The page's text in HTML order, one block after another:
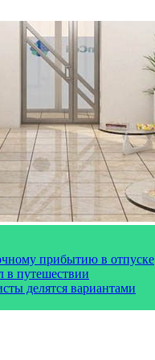
прибытию в отпуске
в путешествии
делятся вариантами